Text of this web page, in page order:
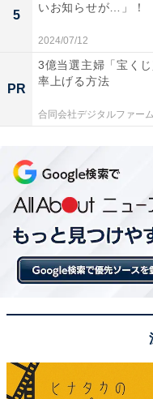
5
いお知らせが…」！
2024/07/12
PR
3億当選主婦「宝く
率上げる方法
合同会社デジタルファーム